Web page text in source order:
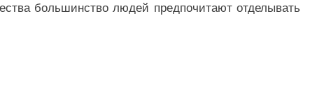
большинство людей предпочитают отделывать